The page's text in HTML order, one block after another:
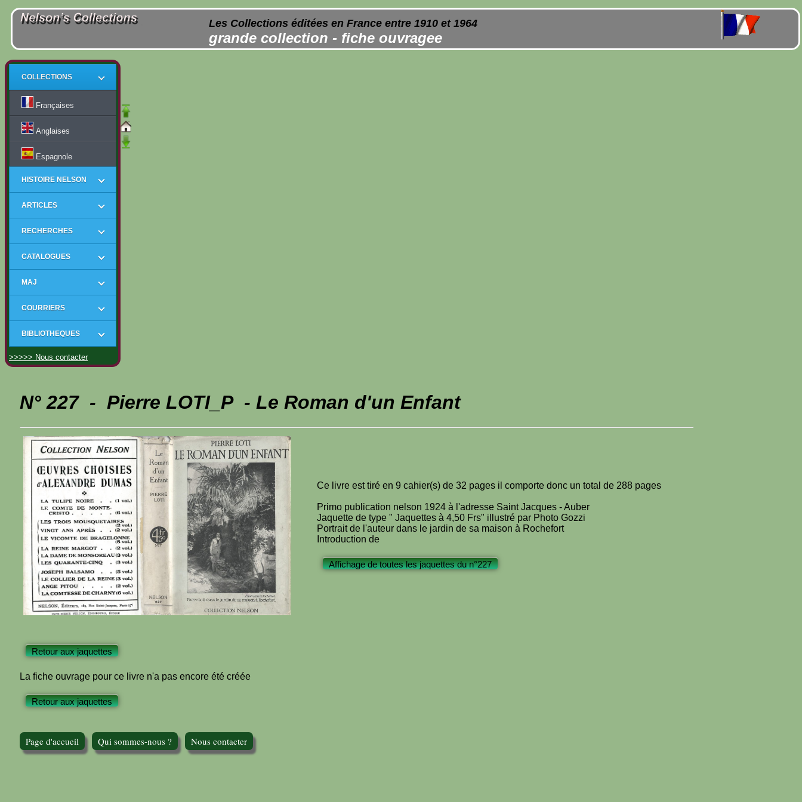
Les Collections éditées en France entre 1910 et 1964
grande collection - fiche ouvragee
COLLECTIONS
Françaises
Anglaises
Espagnole
HISTOIRE NELSON
ARTICLES
RECHERCHES
CATALOGUES
MAJ
COURRIERS
BIBLIOTHEQUES
>>>>> Nous contacter
N° 227 - Pierre LOTI_P - Le Roman d'un Enfant
Ce livre est tiré en 9 cahier(s) de 32 pages il comporte donc un total de 288 pages
Primo publication nelson 1924 à l'adresse Saint Jacques - Auber
Jaquette de type " Jaquettes à 4,50 Frs" illustré par Photo Gozzi
Portrait de l'auteur dans le jardin de sa maison à Rochefort
Introduction de
Affichage de toutes les jaquettes du n°227
Retour aux jaquettes
La fiche ouvrage pour ce livre n'a pas encore été créée
Retour aux jaquettes
Page d'accueil Qui sommes-nous ? Nous contacter